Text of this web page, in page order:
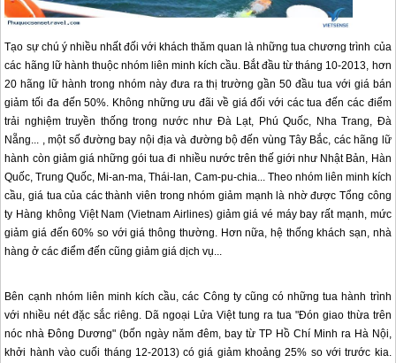
Tạo sự chú ý nhiều nhất đối với khách thăm quan là những tua chương trình của
các hãng lữ hành thuộc nhóm liên minh kích cầu. Bắt đầu từ tháng 10-2013, hơn
20 hãng lữ hành trong nhóm này đưa ra thị trường gần 50 đầu tua với giá bán
giảm tối đa đến 50%. Không những ưu đãi về giá đối với các tua đến các điểm
trải nghiệm truyền thống trong nước như Ðà Lạt, Phú Quốc , Nha Trang, Ðà
Nẵng... , một số đường bay nội địa và đường bộ đến vùng Tây Bắc, các hãng lữ
hành còn giảm giá những gói tua đi nhiều nước trên thế giới như Nhật Bản, Hàn
Quốc, Trung Quốc, Mi-an-ma, Thái-lan, Cam-pu-chia... Theo nhóm liên minh kích
cầu, giá tua của các thành viên trong nhóm giảm mạnh là nhờ được Tổng công
ty Hàng không Việt Nam (Vietnam Airlines) giảm giá vé máy bay rất mạnh, mức
giảm giá đến 60% so với giá thông thường. Hơn nữa, hệ thống khách sạn, nhà
hàng ở các điểm đến cũng giảm giá dịch vụ...
Bên cạnh nhóm liên minh kích cầu, các Công ty cũng có những tua hành trình
với nhiều nét đặc sắc riêng. Dã ngoại Lửa Việt tung ra tua "Ðón giao thừa trên
nóc nhà Ðông Dương" (bốn ngày năm đêm, bay từ TP Hồ Chí Minh ra Hà Nội,
khởi hành vào cuối tháng 12-2013) có giá giảm khoảng 25% so với trước kia.